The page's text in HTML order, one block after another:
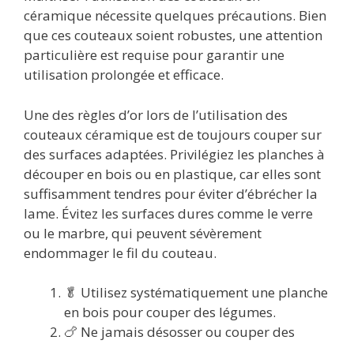
céramique nécessite quelques précautions. Bien
que ces couteaux soient robustes, une attention
particulière est requise pour garantir une
utilisation prolongée et efficace.
Une des règles d’or lors de l’utilisation des
couteaux céramique est de toujours couper sur
des surfaces adaptées. Privilégiez les planches à
découper en bois ou en plastique, car elles sont
suffisamment tendres pour éviter d’ébrécher la
lame. Évitez les surfaces dures comme le verre
ou le marbre, qui peuvent sévèrement
endommager le fil du couteau.
🥬 Utilisez systématiquement une planche
en bois pour couper des légumes.
🍗 Ne jamais désosser ou couper des